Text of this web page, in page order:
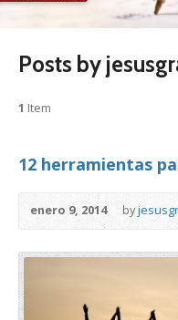
Posts by
1 Item
12 herramientas
enero 9, 2014 by